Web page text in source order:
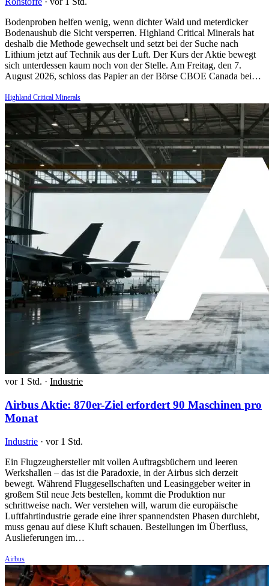
Bodenproben helfen wenig, wenn dichter Wald und meterdicker
Bodenaushub die Sicht versperren. Highland Critical Minerals hat
deshalb die Methode gewechselt und setzt bei der Suche nach
Lithium jetzt auf Technik aus der Luft. Der Kurs der Aktie bewegt
sich unterdessen kaum noch von der Stelle. Am Freitag, den 7.
August 2026, schloss das Papier an der Börse CBOE Canada bei…
Highland Critical Minerals
vor 1 Std. · Industrie
Airbus Aktie: 870er-Ziel erfordert 90 Maschinen pro
Monat
Industrie · vor 1 Std.
Ein Flugzeughersteller mit vollen Auftragsbüchern und leeren
Werkshallen – das ist die Paradoxie, in der Airbus sich derzeit
bewegt. Während Fluggesellschaften und Leasinggeber weiter in
großem Stil neue Jets bestellen, kommt die Produktion nur
schrittweise nach. Wer verstehen will, warum die europäische
Luftfahrtindustrie gerade eine ihrer spannendsten Phasen durchlebt,
muss genau auf diese Kluft schauen. Bestellungen im Überfluss,
Auslieferungen im…
Airbus